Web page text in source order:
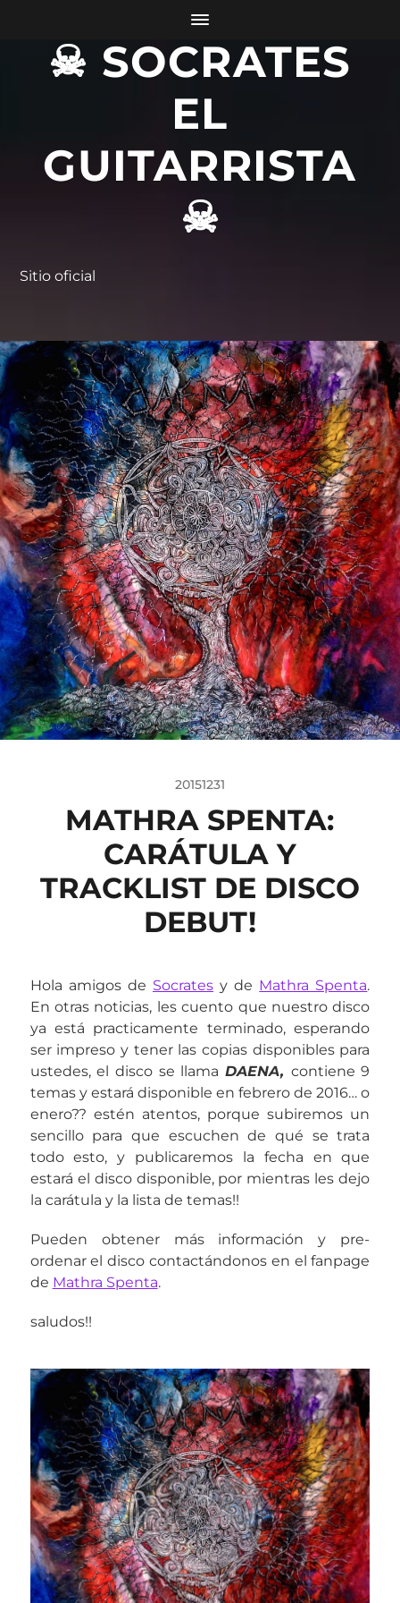
☠ SOCRATES
EL
GUITARRISTA
☠
Sitio oficial
20151231
MATHRA SPENTA:
CARÁTULA Y
TRACKLIST DE DISCO
DEBUT!
Hola amigos de Socratesy de Mathra Spenta.
En otras noticias, les cuento que nuestro disco
ya está practicamente terminado, esperando
ser impreso y tener las copias disponibles para
ustedes, el disco se llamaDAENA, contiene 9
temas y estará disponible en febrero de 2016… o
enero?? estén atentos, porque subiremos un
sencillo para que escuchen de qué se trata
todo esto, y publicaremos la fecha en que
estará el disco disponible, por mientras les dejo
la carátula y la lista de temas!!
Pueden obtener más información y pre-
ordenar el disco contactándonos en el fanpage
de Mathra Spenta.
saludos!!